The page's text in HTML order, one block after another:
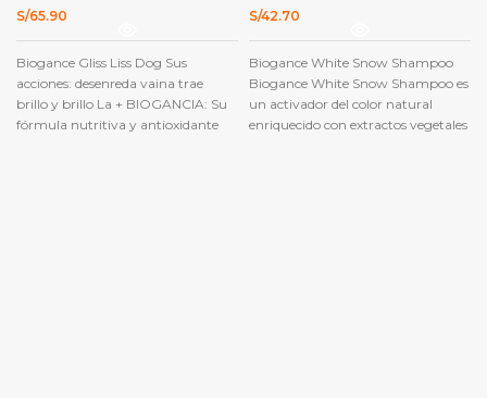
S/65.90
Biogance Gliss Liss Dog Sus
acciones: desenreda vaina trae
brillo y brillo La + BIOGANCIA: Su
fórmula nutritiva y antioxidante
S/42.70
Biogance White Snow Shampoo
Biogance White Snow Shampoo es
un activador del color natural
enriquecido con extractos vegetales